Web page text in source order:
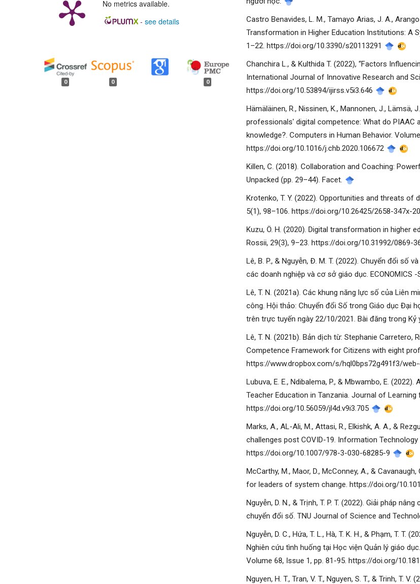
No metrics available.
- see details
0 0 0
Castro Benavides, L. M., Tamayo Arias, J. A.,
Transformation in Higher Education Institutions: A
1–22. https://doi.org/10.3390/s20113291
Chanchira L., & Kulthida T. (2022), “Factors
International Journal of Innovative Research and
https://doi.org/10.53894/ijirss.v5i3.646
Hämäläinen, R., Nissinen, K., Mannonen, J., Lämsä,
professionals' digital competence: What do PIAAC
knowledge?. Computers in Human Behavior.
https://doi.org/10.1016/j.chb.2020.106672
Killen, C. (2018). Collaboration and Coaching:
Unpacked (pp. 29–44). Facet.
Krotenko, T. Y. (2022). Opportunities and threats
5(1), 98–106. https://doi.org/10.26425/2658-347x-
Kuzu, Ö. H. (2020). Digital transformation in higher
Rossii, 29(3), 9–23. https://doi.org/10.31992/0869-
Lê, B. P., & Nguyễn, Đ. M. T. (2022). Chuyển đổi
các doanh nghiệp và cơ sở giáo dục. ECONOMICS -
Lê, T. N. (2021a). Các khung năng lực số của Liên
công. Hội thảo: Chuyển đổi Số trong Giáo dục Đại
trên trực tuyến ngày 22/10/2021. Bài đăng trong Kỷ
Lê, T. N. (2021b). Bản dịch từ: Stephanie Carretero,
Competence Framework for Citizens with eight
https://www.dropbox.com/s/hql0bps72g491f3/
Lubuva, E. E., Ndibalema, P., & Mbwambo, E.
Teacher Education in Tanzania. Journal of
https://doi.org/10.56059/jl4d.v9i3.705
Marks, A., AL-Ali, M., Attasi, R., Elkishk, A. A., &
challenges post COVID-19. Information Technology
https://doi.org/10.1007/978-3-030-68285-9
McCarthy, M., Maor, D., McConney, A., &
for leaders of system change. https://doi.org/
Nguyễn, D. N., & Trịnh, T. P. T. (2022). Giải pháp
chuyển đổi số. TNU Journal of Science and
Nguyễn, D. C., Hứa, T. L., Hà, T. K. H., & Phạm, T.
Nghiên cứu tình huống tại Học viện Quản lý giáo
Volume 68, Issue 1, pp. 81-95. https://doi.org/
Nguyen, H. T., Tran, V. T., Nguyen, S. T., & Trinh, T.